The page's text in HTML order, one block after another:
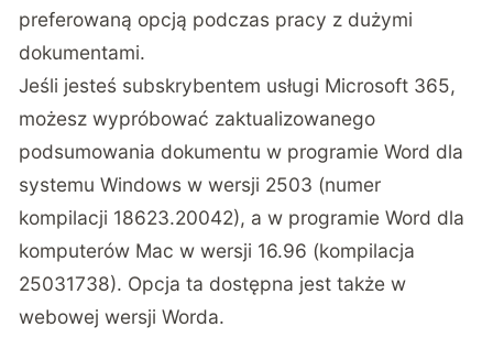
preferowaną opcją podczas pracy z dużymi
dokumentami.
Jeśli jesteś subskrybentem usługi Microsoft 365,
możesz wypróbować zaktualizowanego
podsumowania dokumentu w programie Word dla
systemu Windows w wersji 2503 (numer
kompilacji 18623.20042), a w programie Word dla
komputerów Mac w wersji 16.96 (kompilacja
25031738). Opcja ta dostępna jest także w
webowej wersji Worda.